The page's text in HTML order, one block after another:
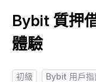
Bybit 質押
體驗
初級
Bybit 用戶指